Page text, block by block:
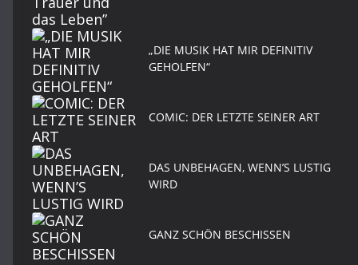
„DIE MUSIK HAT MIR DEFINITIV
GEHOLFEN“
COMIC: DER LETZTE SEINER ART
DAS UNBEHAGEN, WENN’S LUSTIG
WIRD
GANZ SCHÖN BESCHISSEN